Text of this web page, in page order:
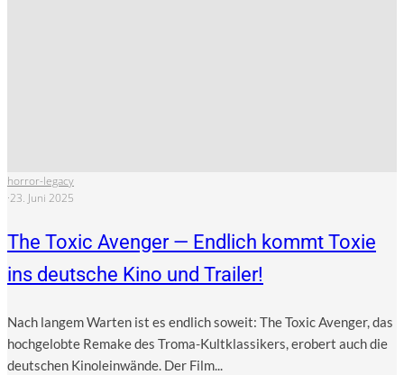
horror-legacy
·23. Juni 2025
The Toxic Avenger — Endlich kommt Toxie
ins deutsche Kino und Trailer!
Nach lan­gem War­ten ist es end­lich soweit: The Toxic Aven­ger, das
hoch­ge­lob­te Remake des Tro­ma-Kult­klas­si­kers, erobert auch die
deut­schen Kino­lein­wän­de. Der Film...